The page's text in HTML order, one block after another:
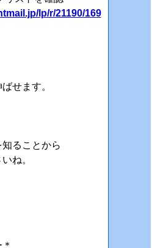
lp/r/21190/169
せます。
知ることから
ね。